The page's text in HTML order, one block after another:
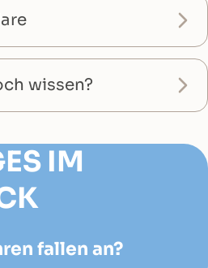
wissen?
IM
fallen an?